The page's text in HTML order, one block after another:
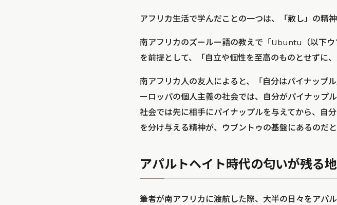
アフリカ生活で学んだことの一つは、「赦し」の精神
南アフリカのズールー語の教えで「Ubuntu（以下
を前提として、「自立や個性を至高のものとせずに
南アフリカ人の友人によると、「自分はパイナップ
ーロッパの個人主義の社会では、自分がパイナップ
社会では先に相手にパイナップルを与えてから、自
を分け与える精神が、ウブントゥの基盤にあるのだと
アパルトヘイト時代の匂いが残る
筆者が南アフリカに渡航した際、大半の日々をアパ